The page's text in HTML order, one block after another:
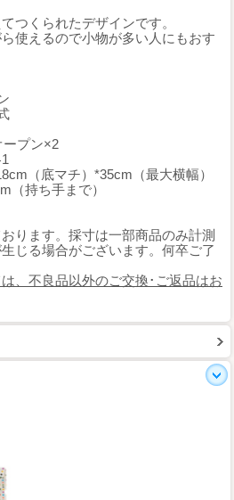
つくられたデザインです。
使えるので小物が多い人にもおす
ープン×2
（底マチ）*35cm（最大横幅）
（持ち手まで）
ります。採寸は一部商品のみ計測
じる場合がございます。何卒ご了
、不良品以外のご交換･ご返品はお